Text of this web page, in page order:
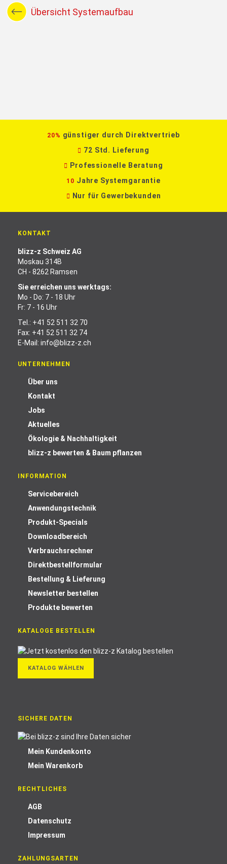
Übersicht Systemaufbau
20% günstiger durch Direktvertrieb
72 Std. Lieferung
Professionelle Beratung
10 Jahre Systemgarantie
Nur für Gewerbekunden
KONTAKT
blizz-z Schweiz AG
Moskau 314B
CH - 8262 Ramsen
Sie erreichen uns werktags:
Mo - Do: 7 - 18 Uhr
Fr: 7 - 16 Uhr
Tel.: +41 52 511 32 70
Fax: +41 52 511 32 74
E-Mail: info@blizz-z.ch
UNTERNEHMEN
Über uns
Kontakt
Jobs
Aktuelles
Ökologie & Nachhaltigkeit
blizz-z bewerten & Baum pflanzen
INFORMATION
Servicebereich
Anwendungstechnik
Produkt-Specials
Downloadbereich
Verbrauchsrechner
Direktbestellformular
Bestellung & Lieferung
Newsletter bestellen
Produkte bewerten
KATALOGE BESTELLEN
KATALOG WÄHLEN
SICHERE DATEN
Mein Kundenkonto
Mein Warenkorb
RECHTLICHES
AGB
Datenschutz
Impressum
ZAHLUNGSARTEN